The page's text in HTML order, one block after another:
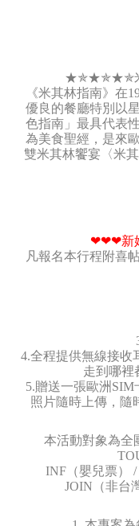
★✯★✯★✯
《米其林指南》在
優良的餐廳特別以
色指南」最具代表
為美食聖經，是來
雙米其林饗宴〈米
❤❤❤新
凡報名本行程附喜
4.全程提供無線接收
走到哪裡
5.贈送一張歐洲SIM
照片隨時上傳，隨
本活動對象為全
INF（嬰兒票）
JOIN（非台